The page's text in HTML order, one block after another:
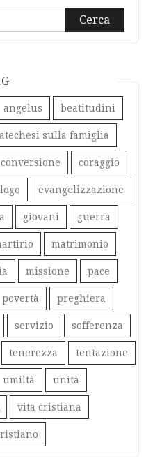
angelus beatitudini
sulla famiglia
conversione coraggio
evangelizzazione
giovani guerra
matrimonio
missione pace
povertà preghiera
servizio sofferenza
tenerezza tentazione
umiltà unità
vita cristiana